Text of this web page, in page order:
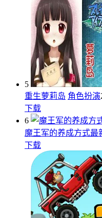
5
重生萝莉岛 角色扮演
下载
6
魔王军的养成方式最
下载